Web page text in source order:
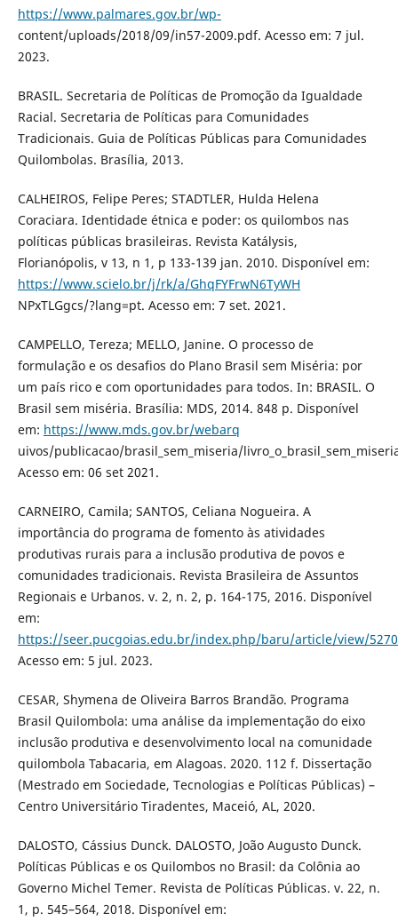
https://www.palmares.gov.br/wp-
content/uploads/2018/09/in57-2009.pdf. Acesso em: 7 jul.
2023.
BRASIL. Secretaria de Políticas de Promoção da Igualdade
Racial. Secretaria de Políticas para Comunidades
Tradicionais. Guia de Políticas Públicas para Comunidades
Quilombolas. Brasília, 2013.
CALHEIROS, Felipe Peres; STADTLER, Hulda Helena
Coraciara. Identidade étnica e poder: os quilombos nas
políticas públicas brasileiras. Revista Katálysis,
Florianópolis, v 13, n 1, p 133-139 jan. 2010. Disponível em:
https://www.scielo.br/j/rk/a/GhqFYFrwN6TyWH
NPxTLGgcs/?lang=pt. Acesso em: 7 set. 2021.
CAMPELLO, Tereza; MELLO, Janine. O processo de
formulação e os desafios do Plano Brasil sem Miséria: por
um país rico e com oportunidades para todos. In: BRASIL. O
Brasil sem miséria. Brasília: MDS, 2014. 848 p. Disponível
em: https://www.mds.gov.br/webarq
uivos/publicacao/brasil_sem_miseria/
Acesso em: 06 set 2021.
CARNEIRO, Camila; SANTOS, Celiana Nogueira. A
importância do programa de fomento às atividades
produtivas rurais para a inclusão produtiva de povos e
comunidades tradicionais. Revista Brasileira de Assuntos
Regionais e Urbanos. v. 2, n. 2, p. 164-175, 2016. Disponível
em:
https://seer.pucgoias.edu.br/index.php/baru/article/view/
Acesso em: 5 jul. 2023.
CESAR, Shymena de Oliveira Barros Brandão. Programa
Brasil Quilombola: uma análise da implementação do eixo
inclusão produtiva e desenvolvimento local na comunidade
quilombola Tabacaria, em Alagoas. 2020. 112 f. Dissertação
(Mestrado em Sociedade, Tecnologias e Políticas Públicas) –
Centro Universitário Tiradentes, Maceió, AL, 2020.
DALOSTO, Cássius Dunck. DALOSTO, João Augusto Dunck.
Políticas Públicas e os Quilombos no Brasil: da Colônia ao
Governo Michel Temer. Revista de Políticas Públicas. v. 22, n.
1, p. 545–564, 2018. Disponível em: